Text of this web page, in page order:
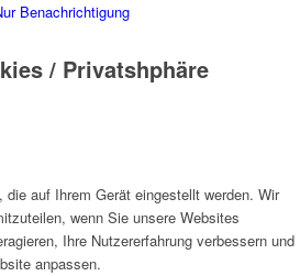
Benachrichtigung
/ Privatshphäre
die auf Ihrem Gerät eingestellt werden. Wir
wenn Sie unsere Websites
Ihre Nutzererfahrung verbessern und
anpassen.